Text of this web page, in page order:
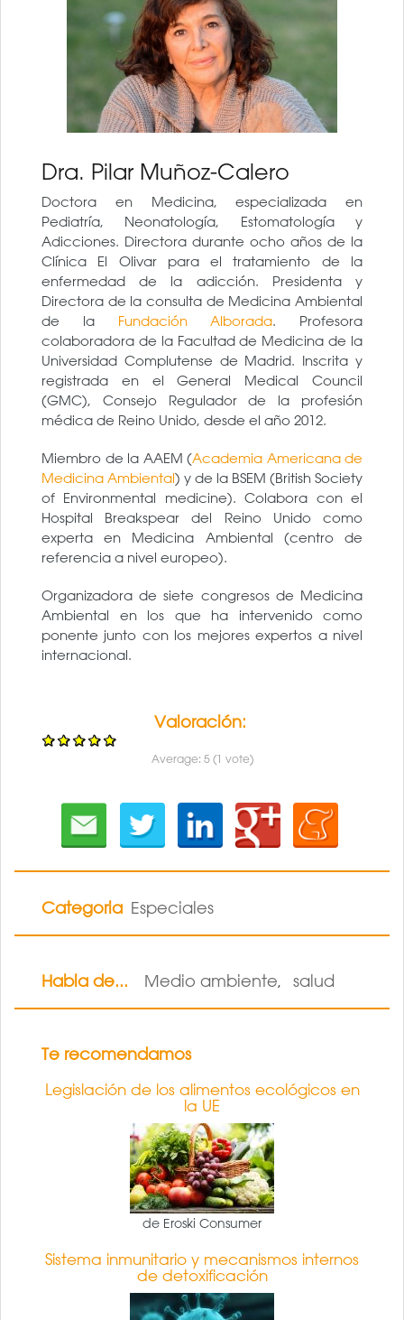
Dra. Pilar Muñoz-Calero
Doctora en Medicina, especializada en
Pediatría, Neonatología, Estomatología y
Adicciones. Directora durante ocho años de la
Clínica El Olivar para el tratamiento de la
enfermedad de la adicción. Presidenta y
Directora de la consulta de Medicina Ambiental
de la Fundación Alborada. Profesora
colaboradora de la Facultad de Medicina de la
Universidad Complutense de Madrid. Inscrita y
registrada en el General Medical Council
(GMC), Consejo Regulador de la profesión
médica de Reino Unido, desde el año 2012.
Miembro de la AAEM (Academia Americana de
Medicina Ambiental) y de la BSEM (British Society
of Environmental medicine). Colabora con el
Hospital Breakspear del Reino Unido como
experta en Medicina Ambiental (centro de
referencia a nivel europeo).
Organizadora de siete congresos de Medicina
Ambiental en los que ha intervenido como
ponente junto con los mejores expertos a nivel
internacional.
Valoración:
Average: 5 (1 vote)
Categoria Especiales
Habla de... Medio ambiente, salud
Te recomendamos
Legislación de los alimentos ecológicos en
la UE
de Eroski Consumer
Sistema inmunitario y mecanismos internos
de detoxificación